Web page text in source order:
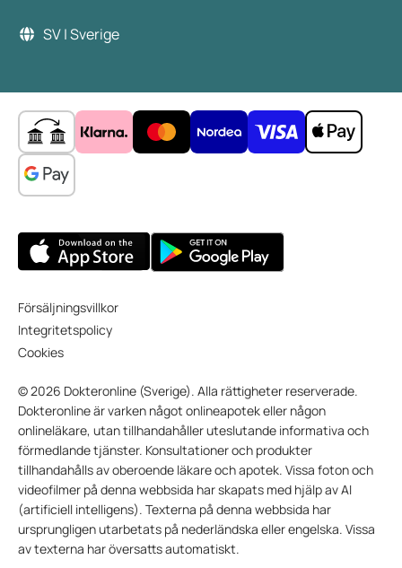
SV | Sverige
Försäljningsvillkor
Integritetspolicy
Cookies
© 2026 Dokteronline (Sverige). Alla rättigheter reserverade.
Dokteronline är varken något onlineapotek eller någon
onlineläkare, utan tillhandahåller uteslutande informativa och
förmedlande tjänster. Konsultationer och produkter
tillhandahålls av oberoende läkare och apotek. Vissa foton och
videofilmer på denna webbsida har skapats med hjälp av AI
(artificiell intelligens). Texterna på denna webbsida har
ursprungligen utarbetats på nederländska eller engelska. Vissa
av texterna har översatts automatiskt.